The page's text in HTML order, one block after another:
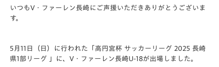
いつもV・ファーレン長崎にご声援いただきありがとうございま
す。
5月11日（日）に行われた「️高円宮杯 サッカーリーグ 2025 長崎
県1部リーグ 」に、V・ファーレン長崎U-18が出場しました。